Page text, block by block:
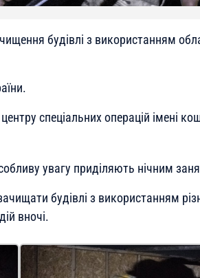
будівлі з використанням
спеціальних операцій імені
увагу приділяють нічним
будівлі з використанням
вночі.